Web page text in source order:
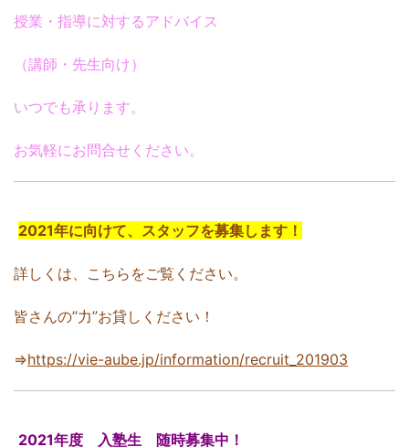
授業・指導に対するアドバイス
（講師・先生向け）
いつでも承ります。
お気軽にお問合せください。
2021年に向けて、スタッフを募集します！
詳しくは、こちらをご覧ください。
皆さんの”力”お貸しください！
⇒https://vie-aube.jp/information/recruit_201903
2021年度 入塾生 随時募集中！